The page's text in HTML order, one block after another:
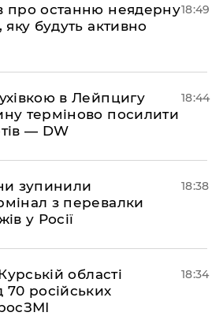
про останню неядерну
будуть активно
18:49
в Лейпцигу
терміново посилити
— DW
18:44
зупинили
з перевалки
у Росії
18:38
області
російських
18:34